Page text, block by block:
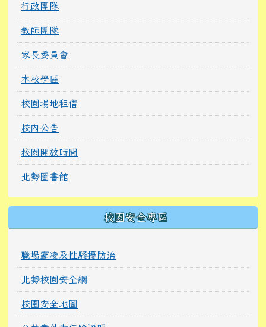
行政團隊
教師團隊
家長委員會
本校學區
校園場地租借
校內公告
校園開放時間
北勢圖書館
校園安全專區
職場霸凌及性騷擾防治
北勢校園安全網
校園安全地圖